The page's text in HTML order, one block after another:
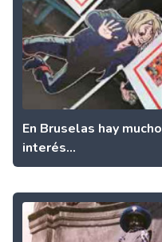
En Bruselas hay mucho
interés...